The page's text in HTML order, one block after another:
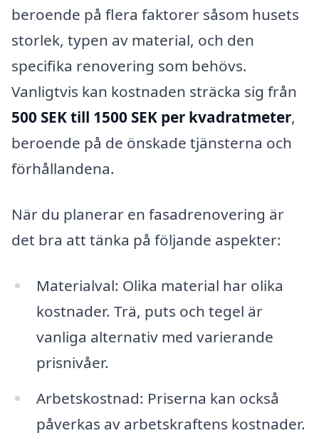
beroende på flera faktorer såsom husets
storlek, typen av material, och den
specifika renovering som behövs.
Vanligtvis kan kostnaden sträcka sig från
500 SEK till 1500 SEK per kvadratmeter,
beroende på de önskade tjänsterna och
förhållandena.
När du planerar en fasadrenovering är
det bra att tänka på följande aspekter:
Materialval: Olika material har olika
kostnader. Trä, puts och tegel är
vanliga alternativ med varierande
prisnivåer.
Arbetskostnad: Priserna kan också
påverkas av arbetskraftens kostnader.